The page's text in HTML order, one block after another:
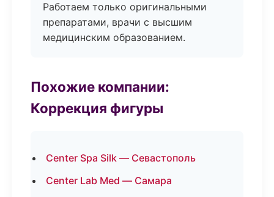
Работаем только оригинальными
препаратами, врачи с высшим
медицинским образованием.
Похожие компании:
Коррекция фигуры
Center Spa Silk — Севастополь
Center Lab Med — Самара